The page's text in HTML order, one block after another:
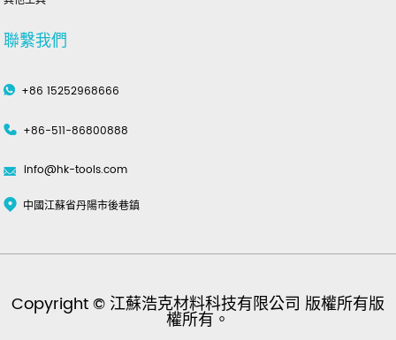
聯繫我們
+86 15252968666
+86-511-86800888
info@hk-tools.com
中國江蘇省丹陽市後巷鎮
Copyright © 江蘇浩克材料科技有限公司 版權所有版
權所有。